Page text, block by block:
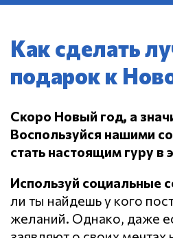
Как сделать
подарок к
Скоро Новый год, а
Воспользуйся нашими
стать настоящим гуру в
Используй социальные
ли ты найдешь у кого
желаний. Однако, даже